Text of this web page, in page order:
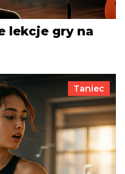
lekcje gry na
Taniec